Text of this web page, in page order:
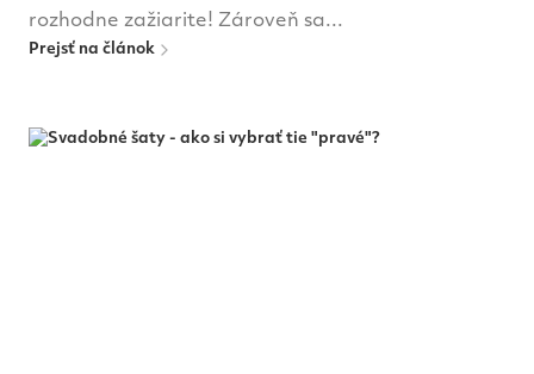
rozhodne zažiarite! Zároveň sa...
Prejsť na článok